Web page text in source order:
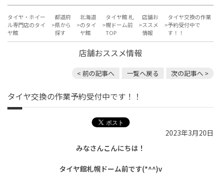
タイヤ・ホイー
ル専門店のタイ
ヤ館
都道府
県から
探す
北海道
のタイ
ヤ館
タイヤ館 札
幌ドーム前
TOP
店舗お
ススメ
情報
タイヤ交換の作業
予約受付中で
す！！
店舗おススメ情報
< 前の記事へ 一覧へ戻る 次の記事へ >
タイヤ交換の作業予約受付中です！！
2023年3月20日
みなさんこんにちは！
タイヤ館札幌ドーム前です(*^^)v